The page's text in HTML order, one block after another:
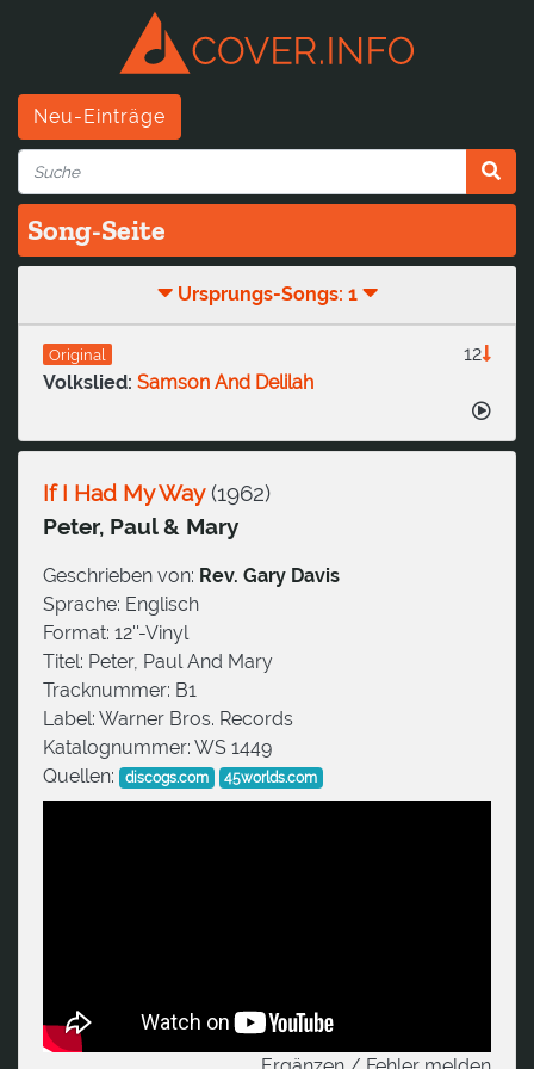
Neu-Einträge
Song-Seite
Ursprungs-Songs: 1
Original
12
Volkslied: Samson And Delilah
If I Had My Way(1962)
Peter, Paul & Mary
Geschrieben von: Rev. Gary Davis
Sprache: Englisch
Format: 12''-Vinyl
Titel: Peter, Paul And Mary
Tracknummer: B1
Label: Warner Bros. Records
Katalognummer: WS 1449
Quellen:
discogs.com 45worlds.com